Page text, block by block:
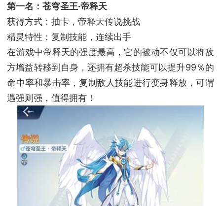
第一名：苍穹圣王·帝释天
获得方式：抽卡，帝释天传说挑战
精灵特性：复制技能，连续出手
在游戏中帝释天的强度最高，它的被动不仅可以将敌
方增益转移到自身，还拥有超杀技能可以提升99％的
命中率和暴击率，复制敌人技能进行变身释放，可谓
遇强则强，值得拥有！